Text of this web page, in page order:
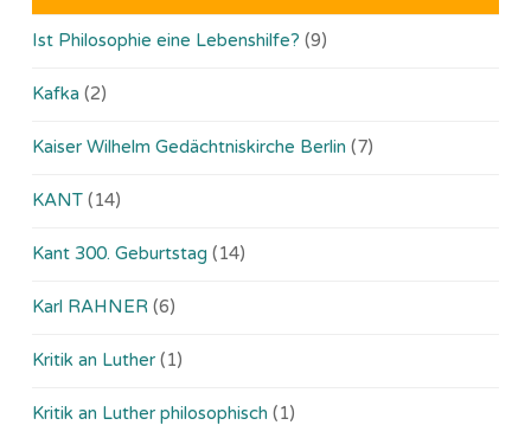
Ist Philosophie eine Lebenshilfe? (9)
Kafka (2)
Kaiser Wilhelm Gedächtniskirche Berlin (7)
KANT (14)
Kant 300. Geburtstag (14)
Karl RAHNER (6)
Kritik an Luther (1)
Kritik an Luther philosophisch (1)